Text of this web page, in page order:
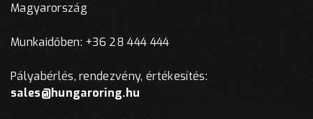
Magyarország
Munkaidőben: +36 28 444 444
Pályabérlés, rendezvény, értékesítés:
sales@hungaroring.hu